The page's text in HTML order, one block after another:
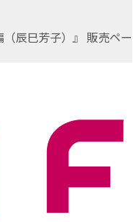
（辰巳芳子）』 販売ペー